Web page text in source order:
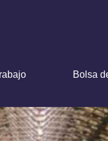
Bolsa